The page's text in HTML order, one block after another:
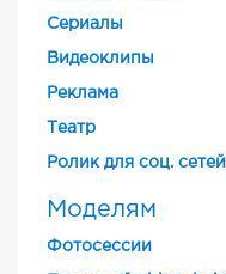
Cериалы
Видеоклипы
Реклама
Театр
Ролик для соц. сетей
Моделям
Фотосессии